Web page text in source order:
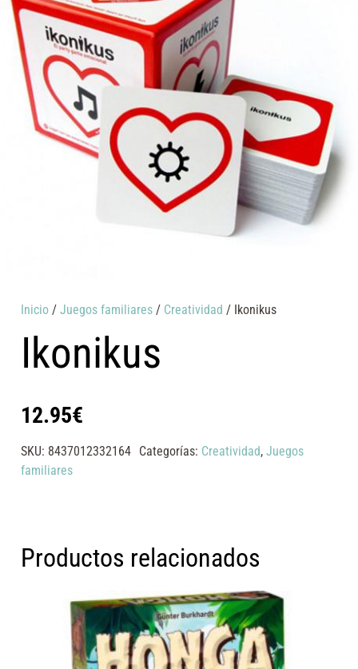
Inicio /Juegos familiares / Creatividad / Ikonikus
Ikonikus
12.95€
SKU: 8437012332164 Categorías: Creatividad, Juegos
familiares
Productos relacionados